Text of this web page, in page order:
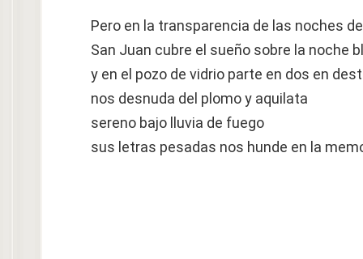
Pero en la transparencia de las noches
San Juan cubre el sueño sobre la noche
y en el pozo de vidrio parte en dos en
nos desnuda del plomo y aquilata
sereno bajo lluvia de fuego
sus letras pesadas nos hunde en la